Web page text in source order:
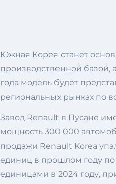
Южная Корея станет
производственной базой,
года модель будет
региональных рынках по
Завод Renault в Пусане
мощность 300 000
продажи Renault Korea
единиц в прошлом году
единицами в 2024 году,